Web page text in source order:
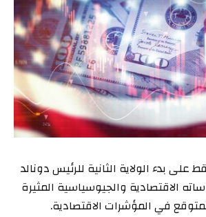
أشهر فقط على بدء الولاية الثانية للرئيس دونالد
الاقتصادية والجيوسياسية المثيرة
في المؤشرات الاقتصادية.